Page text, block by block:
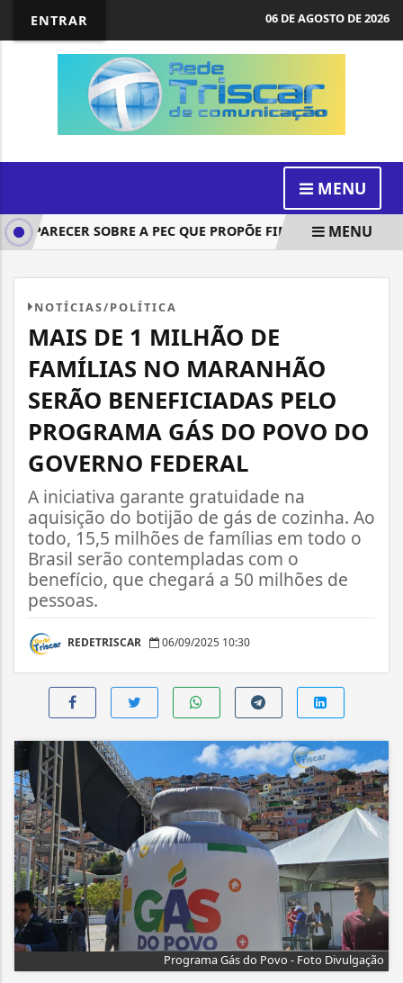
ENTRAR 06 DE AGOSTO DE 2026
MENU
SOBRE A PEC QUE PROPÕE FIM DA ESCALA 6X1;
MENU
NOTÍCIAS/POLÍTICA
MAIS DE 1 MILHÃO DE
FAMÍLIAS NO MARANHÃO
SERÃO BENEFICIADAS PELO
PROGRAMA GÁS DO POVO DO
GOVERNO FEDERAL
A iniciativa garante gratuidade na
aquisição do botijão de gás de cozinha. Ao
todo, 15,5 milhões de famílias em todo o
Brasil serão contempladas com o
benefício, que chegará a 50 milhões de
pessoas.
REDETRISCAR 06/09/2025 10:30
Programa Gás do Povo - Foto Divulgação